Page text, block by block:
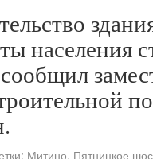
населения
Митино, Пятницкое